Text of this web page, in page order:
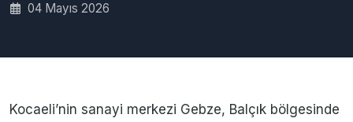
04 Mayıs 2026
Kocaeli’nin sanayi merkezi Gebze, Balçık bölgesinde